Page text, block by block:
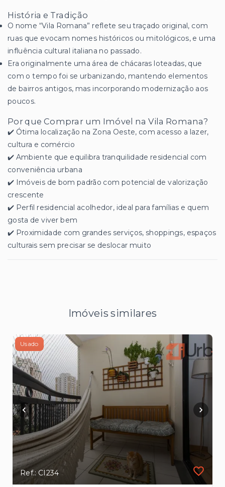
História e Tradição
O nome “Vila Romana” reflete seu traçado original, com
ruas que evocam nomes históricos ou mitológicos, e uma
influência cultural italiana no passado.
Era originalmente uma área de chácaras loteadas, que
com o tempo foi se urbanizando, mantendo elementos
de bairros antigos, mas incorporando modernização aos
poucos.
Por que Comprar um Imóvel na Vila Romana?
✔️ Ótima localização na Zona Oeste, com acesso a lazer,
cultura e comércio
✔️ Ambiente que equilibra tranquilidade residencial com
conveniência urbana
✔️ Imóveis de bom padrão com potencial de valorização
crescente
✔️ Perfil residencial acolhedor, ideal para famílias e quem
gosta de viver bem
✔️ Proximidade com grandes serviços, shoppings, espaços
culturais sem precisar se deslocar muito
Imóveis similares
Usado
Ref.: CI234